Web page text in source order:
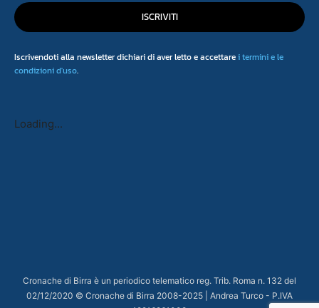
ISCRIVITI
Iscrivendoti alla newsletter dichiari di aver letto e accettarei termini e le
condizioni d'uso.
Loading...
Cronache di Birra è un periodico telematico reg. Trib. Roma n. 132 del
02/12/2020 © Cronache di Birra 2008-2025 | Andrea Turco - P.IVA